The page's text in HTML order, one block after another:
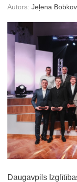
Autors: Jeļena
Daugavpils